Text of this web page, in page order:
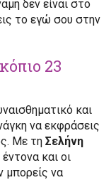
δεν είναι στο
το εγώ σου στην
23
και
να εκφράσεις
Με τη Σελήνη
και οι
μπορείς να